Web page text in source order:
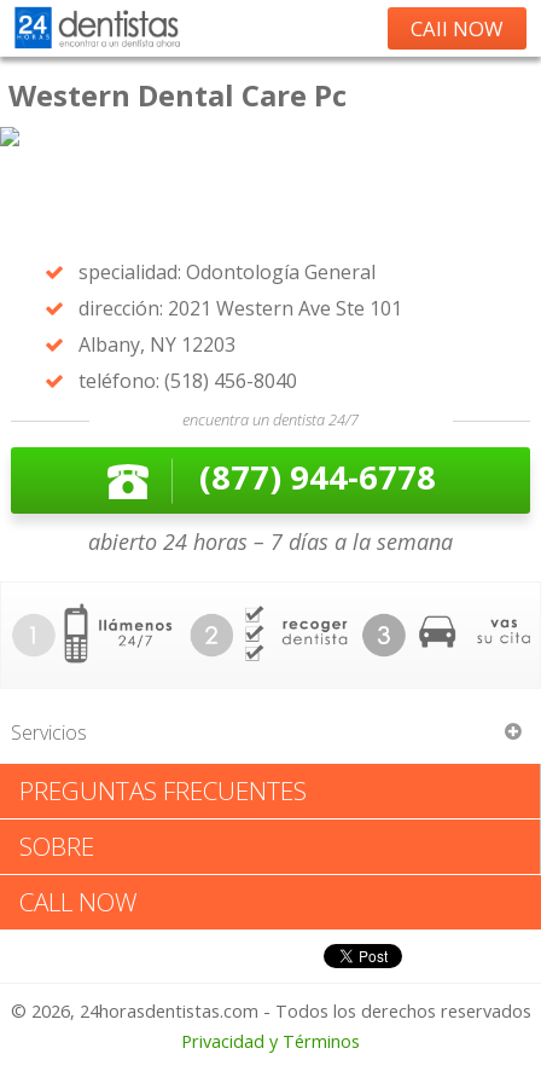
CAll NOW
Western Dental Care Pc
specialidad: Odontología General
dirección: 2021 Western Ave Ste 101
Albany, NY 12203
teléfono: (518) 456-8040
encuentra un dentista 24/7
(877) 944-6778
abierto 24 horas – 7 días a la semana
Servicios
Western Dental Care Pc
Western Dental Care Pc:
Califica tu Experiencia
1 – No Feliz
PREGUNTAS FRECUENTES
SOBRE
CALL NOW
© 2026, 24horasdentistas.com - Todos los derechos reservados
Privacidad y Términos